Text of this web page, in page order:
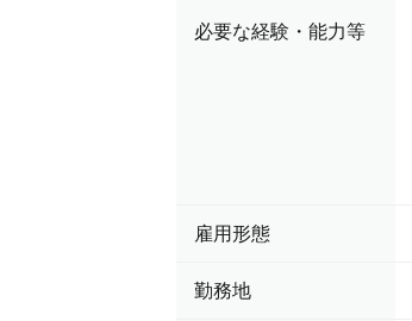
必要な経験・能力等
雇用形態
勤務地